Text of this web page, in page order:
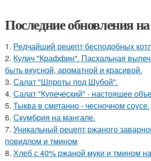
Последние обновления
1. Редчайший рецепт бесподобных
2. Кулич "Краффин". Пасхальная
быть вкусной, ароматной и красивой.
3. Салат "Шпроты под Шубой".
4. Салат "Купеческий" - настоящее
5. Тыква в сметанно - чесночном соусе.
6. Скумбрия на мангале.
7. Уникальный рецепт ржаного
повидлом и тмином
8. Хлеб с 40% ржаной муки и тмином на